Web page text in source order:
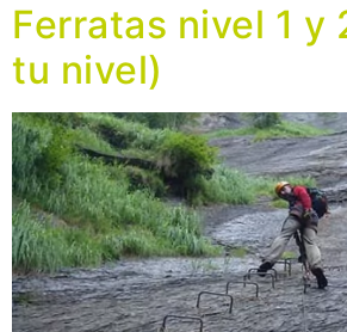
Ferratas nivel 1 y
tu nivel)